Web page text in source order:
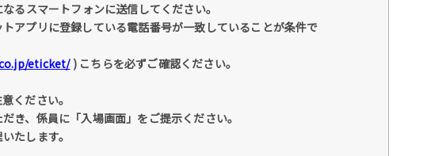
るスマートフォンに送信してください。
アプリに登録している電話番号が一致していることが条件で
eticket/) こちらを必ずご確認ください。
ください。
き、係員に「入場画面」をご提示ください。
たします。